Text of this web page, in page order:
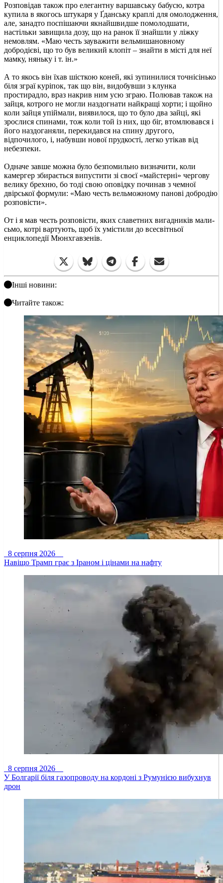
Розповідав також про елегантну варшавську бабусю, котра
купила в якогось штукаря у Ґданську краплі для омолодження,
але, занадто поспішаючи якнайшвидше помолодшати,
настільки завищила дозу, що на ранок її знайшли у ліжку
немовлям. «Маю честь зауважити вельмишановному
добродієві, що то був великий клопіт – знайти в місті для неї
мамку, няньку і т. ін.»
А то якось він їхав шісткою коней, які зупинилися точнісінько
біля зграї куріпок, так що він, видобувши з клунка
простирадло, враз накрив ним усю зграю. Полював також на
зайця, котрого не могли наздогнати найкращі хорти; і щойно
коли зайця упіймали, виявилося, що то було два зайці, які
зрослися спинами, тож коли той із них, що біг, втомлювався і
його наздоганяли, перекидався на спину другого,
відпочилого, і, набувши нової прудкості, легко утікав від
небезпеки.
Одначе завше можна було безпомильно визначити, коли
камергер збирається випустити зі своєї «майстерні» чергову
велику брехню, бо тоді свою оповідку починав з чемної
двірської формули: «Маю честь вельможному панові добродію
розповісти».
От і я мав честь розповісти, яких славетних вигадників мали-
сьмо, котрі вартують, щоб їх умістили до всесвітньої
енциклопедії Мюнхгавзенів.
Інші новини:
Читайте також:
8 серпня 2026
Навіщо Трамп грає з Іраном і цінами на нафту
8 серпня 2026
У Болгарії біля газопроводу на кордоні з Румунією вибухнув
дрон